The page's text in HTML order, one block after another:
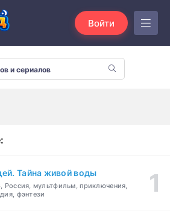
Войти
Тайна живой воды
Россия, мультфильм, приключения,
фэнтези